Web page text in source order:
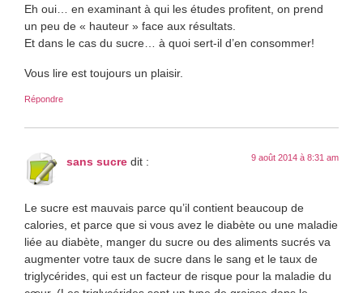
Eh oui… en examinant à qui les études profitent, on prend
un peu de « hauteur » face aux résultats.
Et dans le cas du sucre… à quoi sert-il d’en consommer!
Vous lire est toujours un plaisir.
Répondre
sans sucre dit : 9 août 2014 à 8:31 am
Le sucre est mauvais parce qu’il contient beaucoup de
calories, et parce que si vous avez le diabète ou une maladie
liée au diabète, manger du sucre ou des aliments sucrés va
augmenter votre taux de sucre dans le sang et le taux de
triglycérides, qui est un facteur de risque pour la maladie du